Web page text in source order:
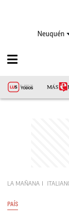
Neuquén
LA MAÑANA
PAÍS